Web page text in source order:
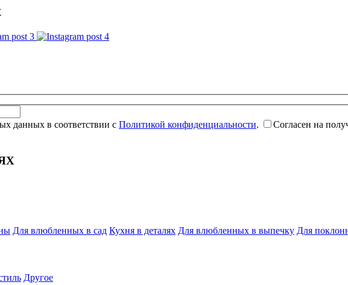
данных в соответствии с Политикой конфиденциальности. Согласен на
Для влюбленных в сад Кухня в деталях Для влюбленных в выпечку Для
Другое